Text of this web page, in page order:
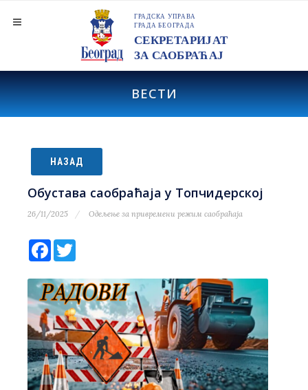
ВЕСТИ
НАЗАД
Обустава саобраћаја у Топчидерској
26/11/2025 Одељење за привремени режим саобраћаја
Facebook